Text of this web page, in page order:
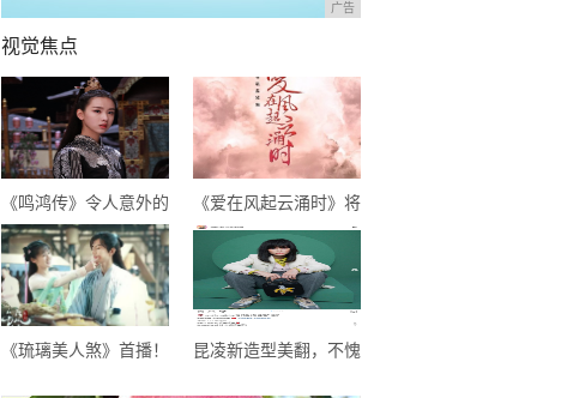
广告
视觉焦点
《鸣鸿传》令人意外的
古装喜剧，逗趣中感悟
人生，开启喜剧新模式
《爱在风起云涌时》将
播，成毅尹正首次合
作，超期待
《琉璃美人煞》首播！
昆凌新造型美翻，不愧